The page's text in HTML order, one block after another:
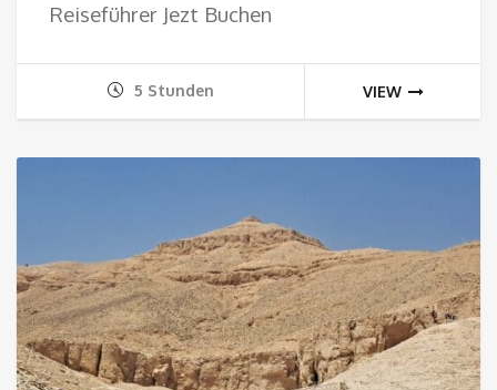
Reiseführer Jezt Buchen
5 Stunden VIEW